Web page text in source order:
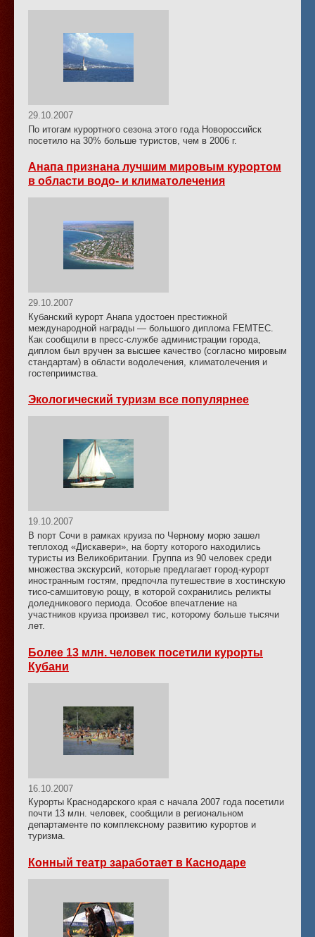
29.10.2007
По итогам курортного сезона этого года Новороссийск
посетило на 30% больше туристов, чем в 2006 г.
Анапа признана лучшим мировым курортом
в области водо- и климатолечения
29.10.2007
Кубанский курорт Анапа удостоен престижной
международной награды — большого диплома FEMTEC.
Как сообщили в пресс-службе администрации города,
диплом был вручен за высшее качество (согласно мировым
стандартам) в области водолечения, климатолечения и
гостеприимства.
Экологический туризм все популярнее
19.10.2007
В порт Сочи в рамках круиза по Черному морю зашел
теплоход «Дискавери», на борту которого находились
туристы из Великобритании. Группа из 90 человек среди
множества экскурсий, которые предлагает город-курорт
иностранным гостям, предпочла путешествие в хостинскую
тисо-самшитовую рощу, в которой сохранились реликты
доледникового периода. Особое впечатление на
участников круиза произвел тис, которому больше тысячи
лет.
Более 13 млн. человек посетили курорты
Кубани
16.10.2007
Курорты Краснодарского края с начала 2007 года посетили
почти 13 млн. человек, сообщили в региональном
департаменте по комплексному развитию курортов и
туризма.
Конный театр заработает в Каснодаре